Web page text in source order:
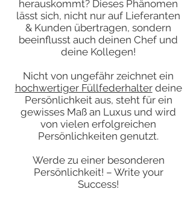
herauskommt? Dieses Phänomen
lässt sich, nicht nur auf Lieferanten
& Kunden übertragen, sondern
beeinflusst auch deinen Chef und
deine Kollegen!
Nicht von ungefähr zeichnet ein
hochwertiger Füllfederhalterdeine
Persönlichkeit aus, steht für ein
gewisses Maß an Luxus und wird
von vielen erfolgreichen
Persönlichkeiten genutzt.
Werde zu einer besonderen
Persönlichkeit! – Write your
Success!